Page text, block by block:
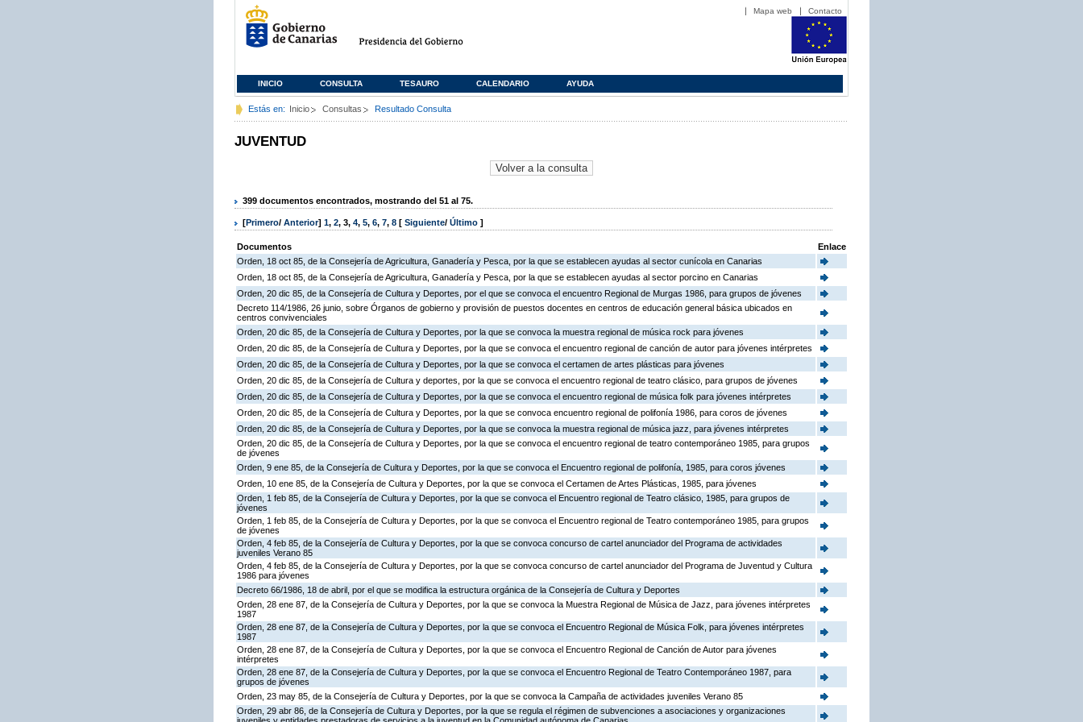
Mapa web Contacto
INICIO CONSULTA TESAURO CALENDARIO AYUDA
Estás en: Inicio Consultas Resultado Consulta
JUVENTUD
399 documentos encontrados, mostrando del 51 al 75.
[Primero/ Anterior] 1, 2, 3, 4, 5, 6, 7, 8 [ Siguiente/ Último ]
Documentos
Enlace
Orden, 18 oct 85, de la Consejería de Agricultura, Ganadería y Pesca, por la que se establecen ayudas al sector cunícola en Canarias
Orden, 18 oct 85, de la Consejería de Agricultura, Ganadería y Pesca, por la que se establecen ayudas al sector porcino en Canarias
Orden, 20 dic 85, de la Consejería de Cultura y Deportes, por el que se convoca el encuentro Regional de Murgas 1986, para grupos de jóvenes
Decreto 114/1986, 26 junio, sobre Órganos de gobierno y provisión de puestos docentes en centros de educación general básica ubicados en
centros convivenciales
Orden, 20 dic 85, de la Consejería de Cultura y Deportes, por la que se convoca la muestra regional de música rock para jóvenes
Orden, 20 dic 85, de la Consejería de Cultura y Deportes, por la que se convoca el encuentro regional de canción de autor para jóvenes intérpretes
Orden, 20 dic 85, de la Consejería de Cultura y Deportes, por la que se convoca el certamen de artes plásticas para jóvenes
Orden, 20 dic 85, de la Consejería de Cultura y deportes, por la que se convoca el encuentro regional de teatro clásico, para grupos de jóvenes
Orden, 20 dic 85, de la Consejería de Cultura y Deportes, por la que se convoca el encuentro regional de música folk para jóvenes intérpretes
Orden, 20 dic 85, de la Consejería de Cultura y Deportes, por la que se convoca encuentro regional de polifonía 1986, para coros de jóvenes
Orden, 20 dic 85, de la Consejería de Cultura y Deportes, por la que se convoca la muestra regional de música jazz, para jóvenes intérpretes
Orden, 20 dic 85, de la Consejería de Cultura y Deportes, por la que se convoca el encuentro regional de teatro contemporáneo 1985, para grupos
de jóvenes
Orden, 9 ene 85, de la Consejería de Cultura y Deportes, por la que se convoca el Encuentro regional de polifonía, 1985, para coros jóvenes
Orden, 10 ene 85, de la Consejería de Cultura y Deportes, por la que se convoca el Certamen de Artes Plásticas, 1985, para jóvenes
Orden, 1 feb 85, de la Consejería de Cultura y Deportes, por la que se convoca el Encuentro regional de Teatro clásico, 1985, para grupos de
jóvenes
Orden, 1 feb 85, de la Consejería de Cultura y Deportes, por la que se convoca el Encuentro regional de Teatro contemporáneo 1985, para grupos
de jóvenes
Orden, 4 feb 85, de la Consejería de Cultura y Deportes, por la que se convoca concurso de cartel anunciador del Programa de actividades
juveniles Verano 85
Orden, 4 feb 85, de la Consejería de Cultura y Deportes, por la que se convoca concurso de cartel anunciador del Programa de Juventud y Cultura
1986 para jóvenes
Decreto 66/1986, 18 de abril, por el que se modifica la estructura orgánica de la Consejería de Cultura y Deportes
Orden, 28 ene 87, de la Consejería de Cultura y Deportes, por la que se convoca la Muestra Regional de Música de Jazz, para jóvenes intérpretes
1987
Orden, 28 ene 87, de la Consejería de Cultura y Deportes, por la que se convoca el Encuentro Regional de Música Folk, para jóvenes intérpretes
1987
Orden, 28 ene 87, de la Consejería de Cultura y Deportes, por la que se convoca el Encuentro Regional de Canción de Autor para jóvenes
intérpretes
Orden, 28 ene 87, de la Consejería de Cultura y Deportes, por la que se convoca el Encuentro Regional de Teatro Contemporáneo 1987, para
grupos de jóvenes
Orden, 23 may 85, de la Consejería de Cultura y Deportes, por la que se convoca la Campaña de actividades juveniles Verano 85
Orden, 29 abr 86, de la Consejería de Cultura y Deportes, por la que se regula el régimen de subvenciones a asociaciones y organizaciones